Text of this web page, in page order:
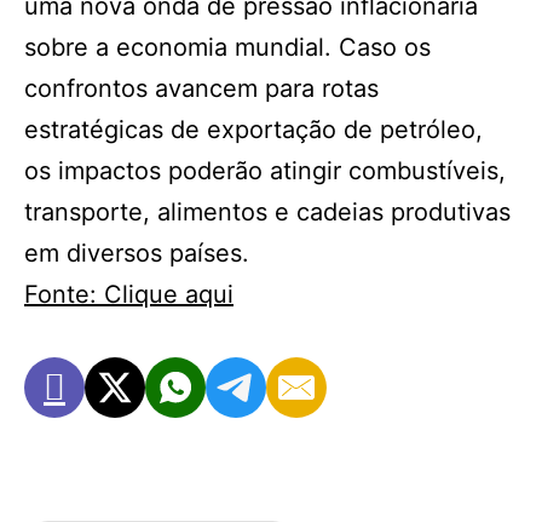
uma nova onda de pressão inflacionária
sobre a economia mundial. Caso os
confrontos avancem para rotas
estratégicas de exportação de petróleo,
os impactos poderão atingir combustíveis,
transporte, alimentos e cadeias produtivas
em diversos países.
Fonte: Clique aqui